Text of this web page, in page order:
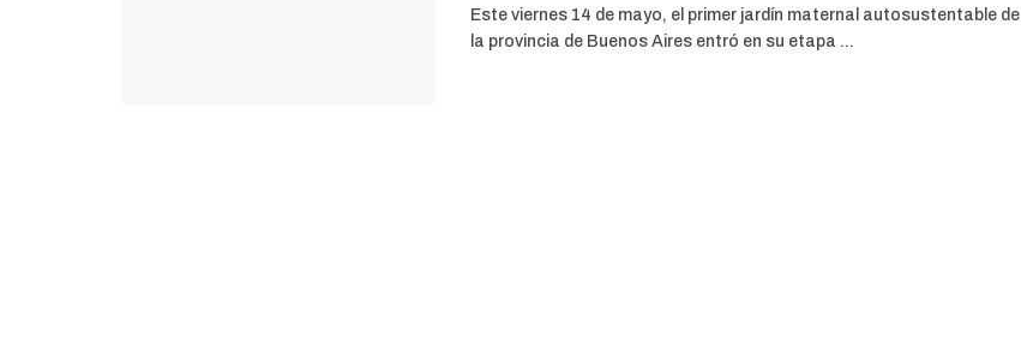
Este viernes 14 de mayo, el primer jardín maternal autosustentable de
la provincia de Buenos Aires entró en su etapa ...